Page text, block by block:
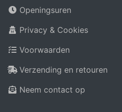
Openingsuren
Privacy & Cookies
Voorwaarden
Verzending en retouren
Neem contact op